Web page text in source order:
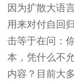
因为扩散大语
用来对付自回
击等于在问：
本，凭什么不
内容？目前大